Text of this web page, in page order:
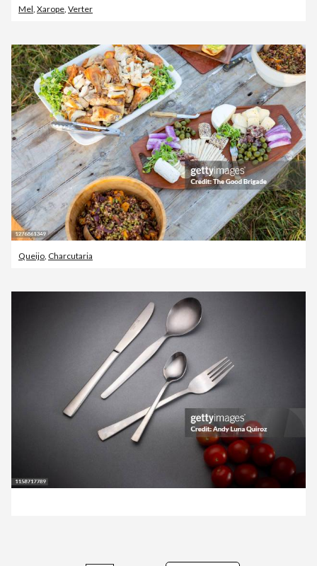
Mel, Xarope, Verter
Queijo, Charcutaria